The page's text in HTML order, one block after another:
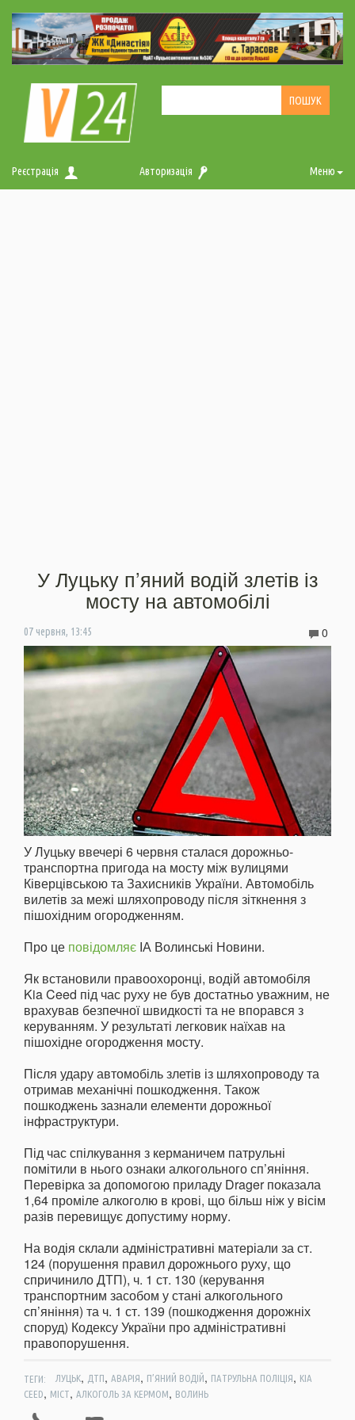
Реєстрація Авторизація Меню
У Луцьку п’яний водій злетів із
мосту на автомобілі
07 червня, 13:45 0
У Луцьку ввечері 6 червня сталася дорожньо-
транспортна пригода на мосту між вулицями
Ківерцівською та Захисників України. Автомобіль
вилетів за межі шляхопроводу після зіткнення з
пішохідним огородженням.
Про це повідомляє ІА Волинські Новини.
Як встановили правоохоронці, водій автомобіля
Kia Ceed під час руху не був достатньо уважним, не
врахував безпечної швидкості та не впорався з
керуванням. У результаті легковик наїхав на
пішохідне огородження мосту.
Після удару автомобіль злетів із шляхопроводу та
отримав механічні пошкодження. Також
пошкоджень зазнали елементи дорожньої
інфраструктури.
Під час спілкування з керманичем патрульні
помітили в нього ознаки алкогольного сп’яніння.
Перевірка за допомогою приладу Drager показала
1,64 проміле алкоголю в крові, що більш ніж у вісім
разів перевищує допустиму норму.
На водія склали адміністративні матеріали за ст.
124 (порушення правил дорожнього руху, що
спричинило ДТП), ч. 1 ст. 130 (керування
транспортним засобом у стані алкогольного
сп’яніння) та ч. 1 ст. 139 (пошкодження дорожніх
споруд) Кодексу України про адміністративні
правопорушення.
ТЕГИ: ЛУЦЬК, ДТП, АВАРІЯ, П’ЯНИЙ ВОДІЙ, ПАТРУЛЬНА ПОЛІЦІЯ, KIA
CEED, МІСТ, АЛКОГОЛЬ ЗА КЕРМОМ, ВОЛИНЬ